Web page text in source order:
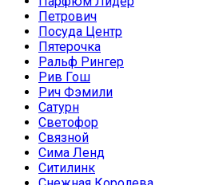
Петрович
Посуда Центр
Пятерочка
Ральф Рингер
Рив Гош
Рич Фэмили
Сатурн
Светофор
Связной
Сима Ленд
Ситилинк